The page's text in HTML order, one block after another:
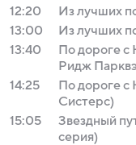
12:20
Из лучших
13:00
Из лучших
13:40
По дороге
Ридж
14:25
По дороге с
Систерс)
15:05
Звездный
серия)